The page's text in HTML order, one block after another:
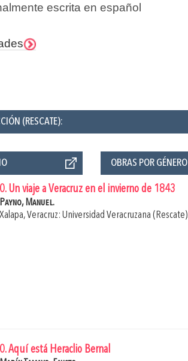
escrita en español
(RESCATE):
OBRAS POR
0. Un viaje a Veracruz en el invierno de 1843
Payno, Manuel.
Xalapa, Veracruz: Universidad Veracruzana (Rescate).
0. Aquí está Heraclio Bernal